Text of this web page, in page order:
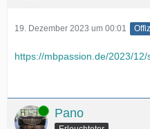
19. Dezember 2023 um 00:01
https://mbpassion.de/2023/
Online Pano